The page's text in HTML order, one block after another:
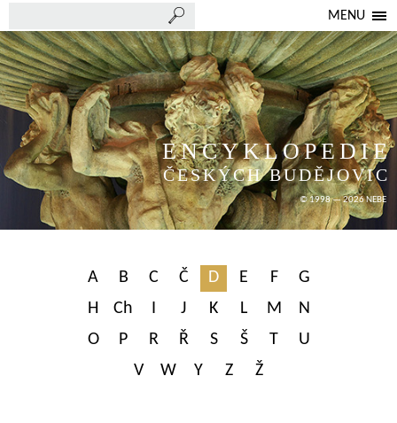
MENU
ENCYKLOPEDIE
ČESKÝCH BUDĚJOVIC
© 1998 — 2026 NEBE
A B C Č D E F
G
H
Ch I J K L M
N
O
P R Ř S Š T
U
V
W Y Z Ž